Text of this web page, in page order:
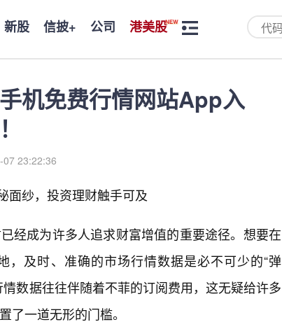
新股 信披+ 公司 港美股
机免费行情网站App入
23:22:36
面纱，投资理财触手可及
经成为许多人追求财富增值的重要途径。想要在
，及时、准确的市场行情数据是必不可少的“弹
数据往往伴随着不菲的订阅费用，这无疑给许多
了一道无形的门槛。